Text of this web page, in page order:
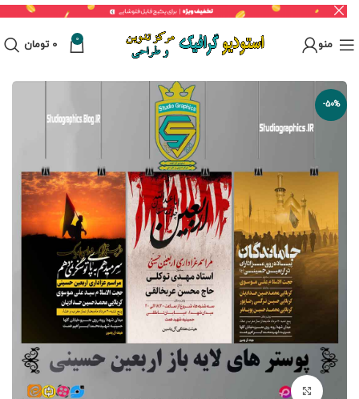
منو 0
0 تومان
-50%
برای بزرگنمایی کلیک کنید